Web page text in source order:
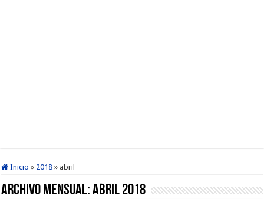
Inicio » 2018 » abril
Archivo mensual:abril 2018